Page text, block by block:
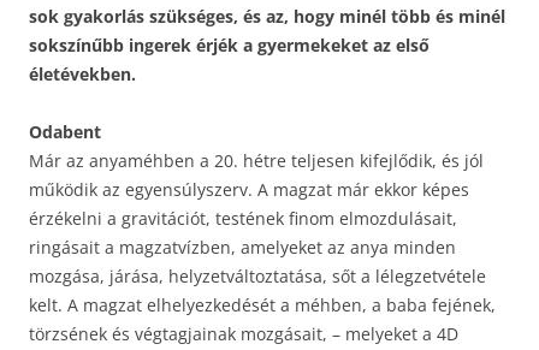
sok gyakorlás szükséges, és az, hogy minél több és minél
sokszínűbb ingerek érjék a gyermekeket az első
életévekben.
Odabent
Már az anyaméhben a 20. hétre teljesen kifejlődik, és jól
működik az egyensúlyszerv. A magzat már ekkor képes
érzékelni a gravitációt, testének finom elmozdulásait,
ringásait a magzatvízben, amelyeket az anya minden
mozgása, járása, helyzetváltoztatása, sőt a lélegzetvétele
kelt. A magzat elhelyezkedését a méhben, a baba fejének,
törzsének és végtagjainak mozgásait, – melyeket a 4D